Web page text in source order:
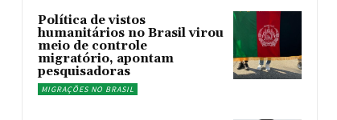
Política de vistos
humanitários no Brasil virou
meio de controle
migratório, apontam
pesquisadoras
MIGRAÇÕES NO BRASIL